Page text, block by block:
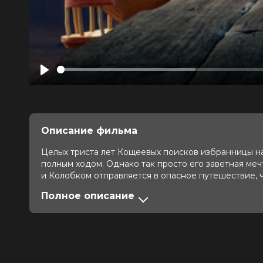
Play
Описание фильма
Целых триста лет Кощеевых поисков избранницы
полным ходом. Однако так просто его заветная
и Колобком отправляется в опасное
Оценка 7.0 / 10 (6 177 голосов)
Год
2026
Полное описание